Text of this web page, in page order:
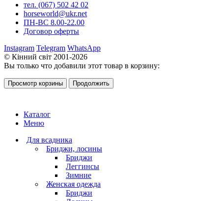
тел. (067) 502 42 02
horseworld@ukr.net
ПН-ВС 8.00-22.00
Договор оферты
Instagram Telegram WhatsApp
© Кінний світ 2001-2026
Вы только что добавили этот товар в корзину:
Просмотр корзины Продолжить
Каталог
Меню
Для всадника
Бриджи, лосины
Бриджи
Леггинсы
Зимние
Женская одежда
Бриджи